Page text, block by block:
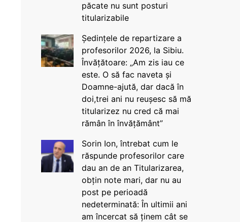
păcate nu sunt posturi
titularizabile
Ședințele de repartizare a
profesorilor 2026, la Sibiu.
Învățătoare: „Am zis iau ce
este. O să fac naveta și
Doamne-ajută, dar dacă în
doi,trei ani nu reușesc să mă
titularizez nu cred că mai
rămân în învățământ”
Sorin Ion, întrebat cum le
răspunde profesorilor care
dau an de an Titularizarea,
obțin note mari, dar nu au
post pe perioadă
nedeterminată: În ultimii ani
am încercat să ținem cât se